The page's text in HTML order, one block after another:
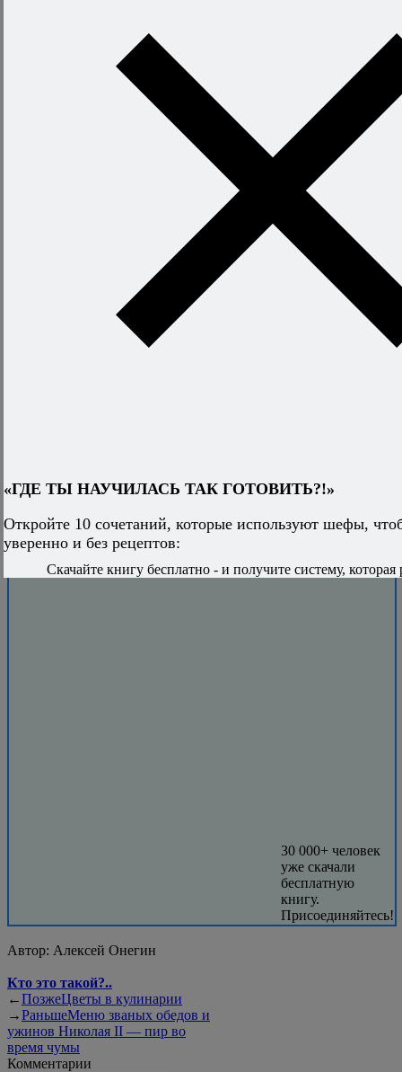
El Bulli - Cooking in progress
готовить без
рецептов -
уверенно и
легко?
Книга
секретных
сочетаний
откроет вам
свободу
придумывать
блюда на ходу
и знать, что всё
30 000+ человек
уже скачали
бесплатную
книгу.
Присоединяйтесь!
Автор: Алексей Онегин
Кто это такой?..
←ПозжеЦветы в кулинарии
→РаньшеМеню званых обедов и
ужинов Николая II — пир во
время чумы
Комментарии
«ГДЕ ТЫ НАУЧИЛАСЬ ТАК ГОТОВИТЬ?!»
Откройте 10 сочетаний, которые используют шефы,
уверенно и без рецептов:
Скачайте книгу бесплатно - и получите систему, которая